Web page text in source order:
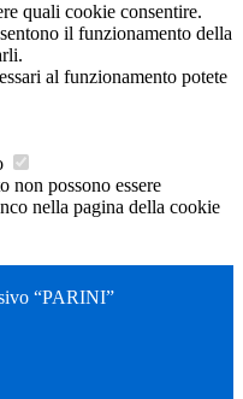
quali cookie consentire.
il funzionamento della
al funzionamento potete
non possono essere
nella pagina della cookie
“PARINI”